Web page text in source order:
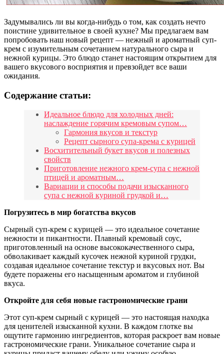
Задумывались ли вы когда-нибудь о том, как создать нечто
поистине удивительное в своей кухне? Мы предлагаем вам
попробовать наш новый рецепт — нежный и ароматный суп-
крем с изумительным сочетанием натурального сыра и
нежной курицы. Это блюдо станет настоящим открытием для
вашего вкусового восприятия и превзойдет все ваши
ожидания.
Содержание статьи:
Идеальное блюдо для холодных дней:
наслаждение горячим кремовым супом…
Гармония вкусов и текстур
Рецепт сырного супа-крема с курицей
Восхитительный букет вкусов и полезных
свойств
Приготовление нежного крем-супа с нежной
птицей и ароматным…
Вариации и способы подачи изысканного
супа с нежной куриной грудкой и…
Погрузитесь в мир богатства вкусов
Сырный суп-крем с курицей — это идеальное сочетание
нежности и пикантности. Плавный кремовый соус,
приготовленный на основе высококачественного сыра,
обволакивает каждый кусочек нежной куриной грудки,
создавая идеальное сочетание текстур и вкусовых нот. Вы
будете поражены его насыщенным ароматом и глубиной
вкуса.
Откройте для себя новые гастрономические грани
Этот суп-крем сырный с курицей — это настоящая находка
для ценителей изысканной кухни. В каждом глотке вы
ощутите гармонию ингредиентов, которая раскроет вам новые
гастрономические грани. Уникальное сочетание сыра и